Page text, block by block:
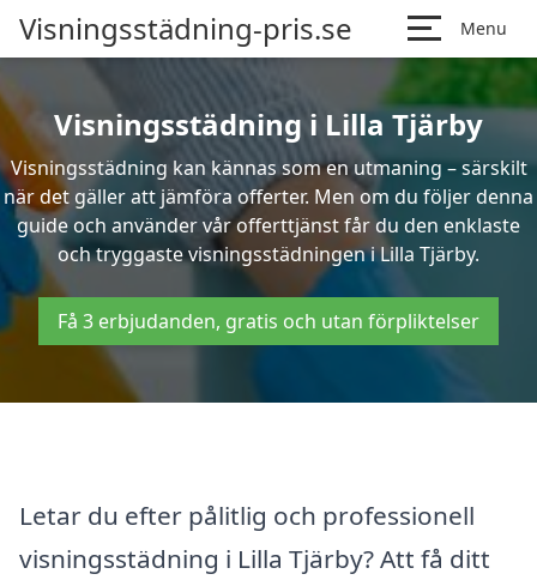
Visningsstädning-pris.se Menu
Visningsstädning i Lilla Tjärby
Visningsstädning kan kännas som en utmaning – särskilt
när det gäller att jämföra offerter. Men om du följer denna
guide och använder vår offerttjänst får du den enklaste
och tryggaste visningsstädningen i Lilla Tjärby.
Få 3 erbjudanden, gratis och utan förpliktelser
Letar du efter pålitlig och professionell
visningsstädning i Lilla Tjärby? Att få ditt